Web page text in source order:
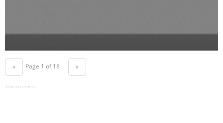
« Page 1 of 18 »
Advertisement